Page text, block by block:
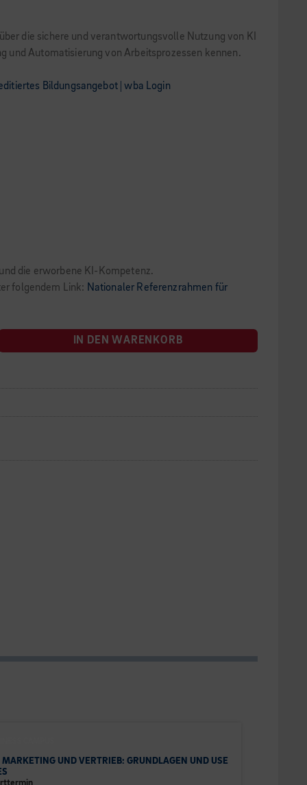
die sichere und verantwortungsvolle Nutzung von KI
und Automatisierung von Arbeitsprozessen kennen.
Bildungsangebot | wba Login
die erworbene KI-Kompetenz.
folgendem Link: Nationaler Referenzrahmen für
IN DEN WARENKORB
UND VERTRIEB: GRUNDLAGEN UND USE